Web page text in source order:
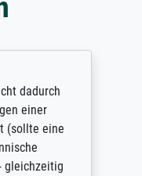
dadurch
einer
(sollte eine
gleichzeitig